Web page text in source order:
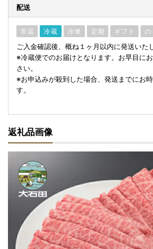
配送
常温 冷蔵 冷凍 定期 ギフト の
ご入金確認後、概ね１ヶ月以内に発送いた
※冷蔵便でのお届けとなります。お早目に
さい。
※お申込みが殺到した場合、発送までにお
す。
返礼品画像